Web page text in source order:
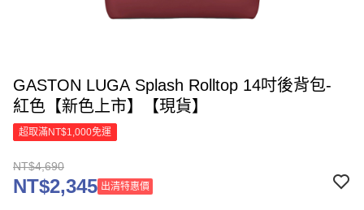
GASTON LUGA Splash Rolltop 14吋後背包-
紅色【新色上市】【現貨】
超取滿NT$1,000免運
NT$4,690
NT$2,345 出清特惠價